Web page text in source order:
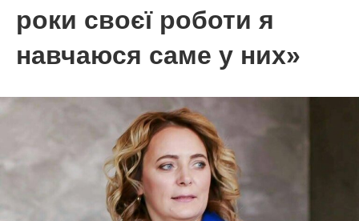
роки своєї роботи я
навчаюся саме у них»